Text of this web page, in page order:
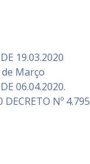
19.03.2020
Março
06.04.2020.
Nº 4.795